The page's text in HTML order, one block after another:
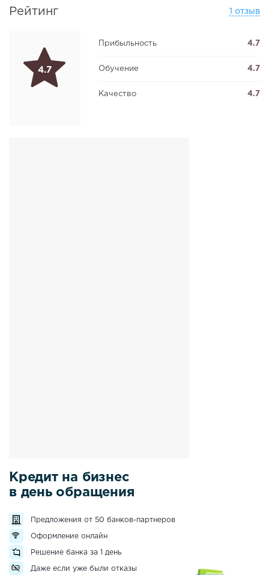
Рейтинг 1 отзыв
4.7
Прибыльность 4.7
Обучение 4.7
Качество 4.7
Кредит на бизнес
в день обращения
Предложения от 50 банков-партнеров
Оформление онлайн
Решение банка за 1 день
Даже если уже были отказы